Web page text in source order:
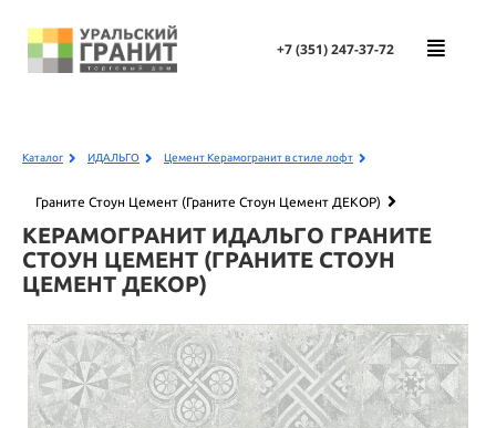
+7 (351)247-37-72
Каталог ИДАЛЬГО Цемент Керамогранит в стиле лофт
Граните Стоун Цемент (Граните Стоун Цемент ДЕКОР)
КЕРАМОГРАНИТ ИДАЛЬГО ГРАНИТЕ
СТОУН ЦЕМЕНТ (ГРАНИТЕ СТОУН
ЦЕМЕНТ ДЕКОР)